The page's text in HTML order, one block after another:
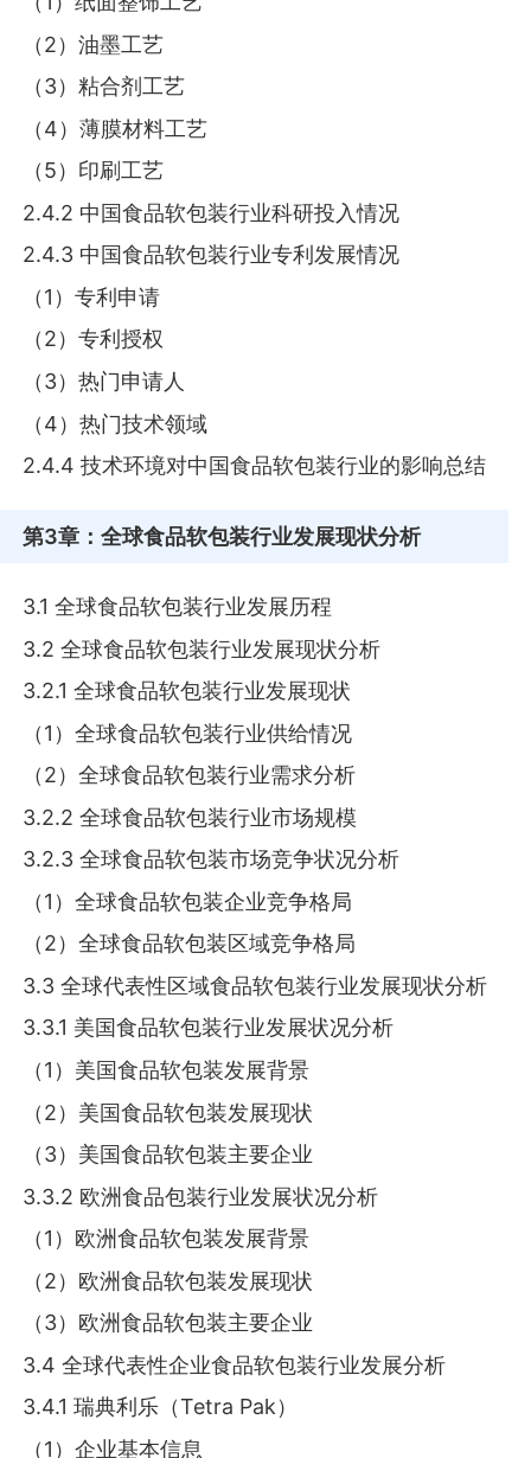
（2）油墨工艺
（3）粘合剂工艺
（4）薄膜材料工艺
（5）印刷工艺
2.4.2 中国食品软包装行业科研投入情况
2.4.3 中国食品软包装行业专利发展情况
（1）专利申请
（2）专利授权
（3）热门申请人
（4）热门技术领域
2.4.4 技术环境对中国食品软包装行业的影响总结
第3章 ：全球食品软包装行业发展现状分析
3.1 全球食品软包装行业发展历程
3.2 全球食品软包装行业发展现状分析
3.2.1 全球食品软包装行业发展现状
（1）全球食品软包装行业供给情况
（2）全球食品软包装行业需求分析
3.2.2 全球食品软包装行业市场规模
3.2.3 全球食品软包装市场竞争状况分析
（1）全球食品软包装企业竞争格局
（2）全球食品软包装区域竞争格局
3.3 全球代表性区域食品软包装行业发展现状分析
3.3.1 美国食品软包装行业发展状况分析
（1）美国食品软包装发展背景
（2）美国食品软包装发展现状
（3）美国食品软包装主要企业
3.3.2 欧洲食品包装行业发展状况分析
（1）欧洲食品软包装发展背景
（2）欧洲食品软包装发展现状
（3）欧洲食品软包装主要企业
3.4 全球代表性企业食品软包装行业发展分析
3.4.1 瑞典利乐（Tetra Pak）
（1）企业基本信息